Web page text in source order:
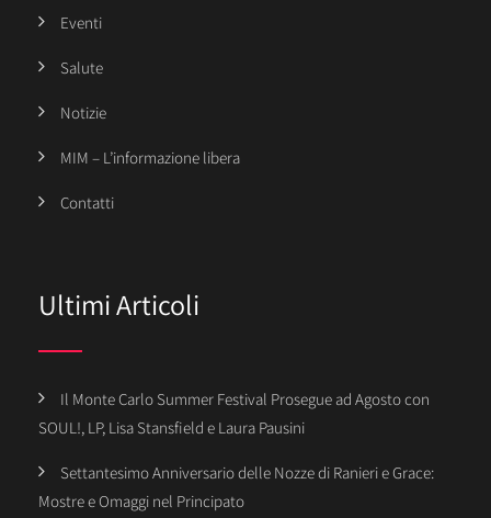
Eventi
Salute
Notizie
MIM – L’informazione libera
Contatti
Ultimi Articoli
Il Monte Carlo Summer Festival Prosegue ad Agosto con
SOUL!, LP, Lisa Stansfield e Laura Pausini
Settantesimo Anniversario delle Nozze di Ranieri e Grace:
Mostre e Omaggi nel Principato